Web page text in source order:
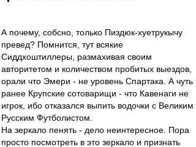
А почему, собсно, только Пиздюк-хуетрукычу
превед? Помнится, тут всякие
Сиддхоштиллеры, размахивая своим
авторитетом и количеством пробитых выездов,
орали что Эмери - не уровень Спартака. А чуть
ранее Крупские сотоварищи - что Кавенаги не
игрок, ибо отказался выпить водочки с Великим
Русским Футболистом.
На зеркало пенять - дело неинтересное. Пора
просто посмотреть в это зеркало и признать